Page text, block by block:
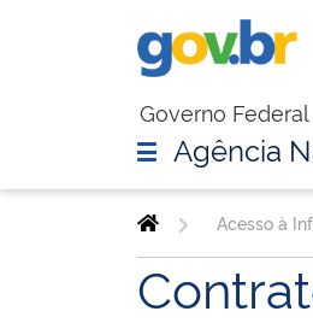
Governo Federal
Agência
Acesso à